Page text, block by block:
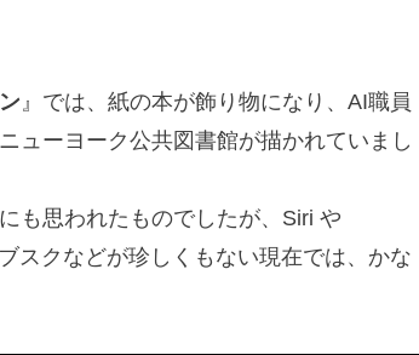
』では、紙の本が飾り物になり、AI職員
ューヨーク公共図書館が描かれていまし
も思われたものでしたが、Siri や
スクなどが珍しくもない現在では、かな